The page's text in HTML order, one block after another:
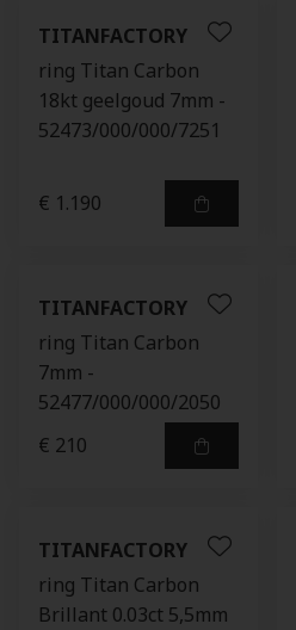
TITANFACTORY
ring Titan Carbon
18kt geelgoud 7mm -
52473/000/000/7251
€ 1.190
TITANFACTORY
ring Titan Carbon
7mm -
52477/000/000/2050
€ 210
TITANFACTORY
ring Titan Carbon
Brillant 0.03ct 5,5mm